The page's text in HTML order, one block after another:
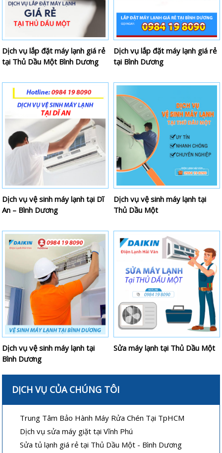
Dịch vụ lắp đặt máy lạnh giá rẻ
tại Thủ Dầu Một Bình Dương
Dịch vụ lắp đặt máy lạnh giá rẻ
tại Bình Dương
Dịch vụ vệ sinh máy lạnh tại Dĩ
An – Bình Dương
Dịch vụ vệ sinh máy lạnh tại
Thủ Dầu Một
Dịch vụ vệ sinh máy lạnh tại
Bình Dương
Sửa máy lạnh tại Thủ Dầu Một
DỊCH VỤ CỦA CHÚNG TÔI
Trung Tâm Bảo Hành Máy Rửa Chén Tại TpHCM
Dịch vụ sửa máy giặt tại Vĩnh Phú
Sửa tủ lạnh giá rẻ tại Thủ Dầu Một - Bình Dương